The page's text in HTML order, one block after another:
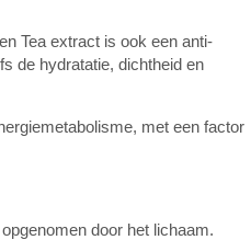
Tea extract is ook een anti-
de hydratatie, dichtheid en
met een factor
door het lichaam.